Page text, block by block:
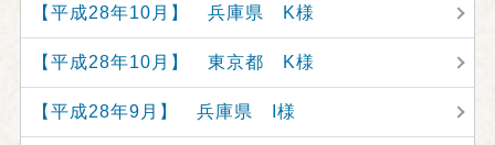
【平成28年10月】 兵庫県 K様
【平成28年10月】 東京都 K様
【平成28年9月】 兵庫県 I様